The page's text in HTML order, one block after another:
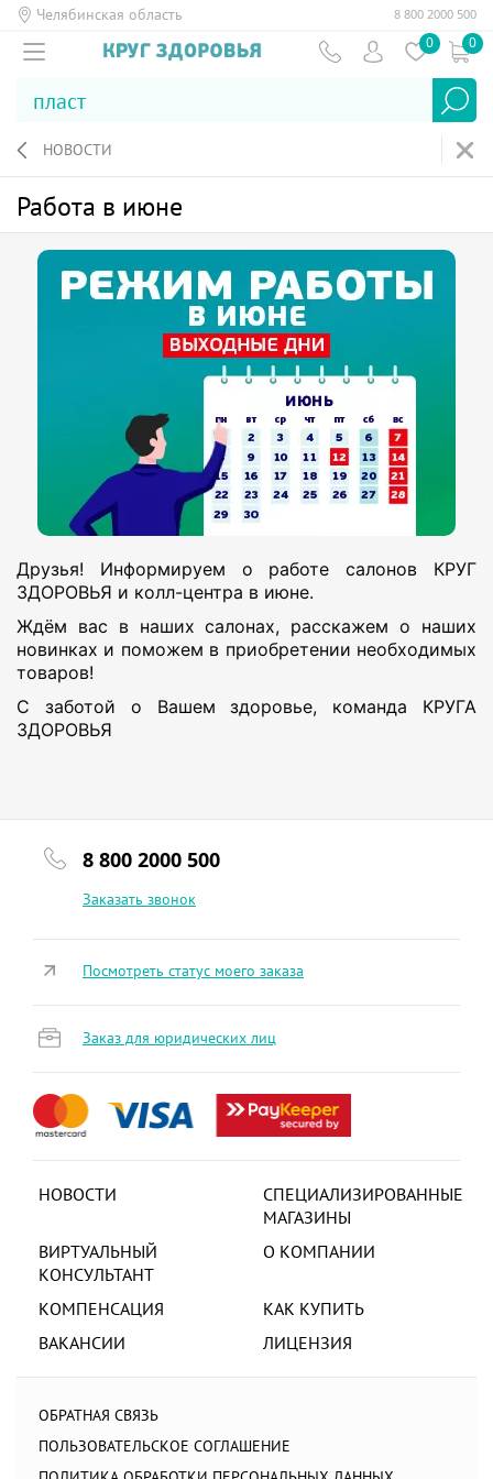
Челябинская область 8 800 2000 500
0 0
НОВОСТИ
Работа в июне
Друзья! Информируем о работе салонов КРУГ
ЗДОРОВЬЯ и колл-центра в июне.
Ждём вас в наших салонах, расскажем о наших
новинках и поможем в приобретении необходимых
товаров!
С заботой о Вашем здоровье, команда КРУГА
ЗДОРОВЬЯ
8 800 2000 500
Заказать звонок
НОВОСТИ
СПЕЦИАЛИЗИРОВАННЫЕ
МАГАЗИНЫ
ВИРТУАЛЬНЫЙ
КОНСУЛЬТАНТ
О КОМПАНИИ
КОМПЕНСАЦИЯ
КАК КУПИТЬ
ВАКАНСИИ
ЛИЦЕНЗИЯ
ОБРАТНАЯ СВЯЗЬ
ПОЛЬЗОВАТЕЛЬСКОЕ СОГЛАШЕНИЕ
Посмотреть статус моего заказа
Заказ для юридических лиц